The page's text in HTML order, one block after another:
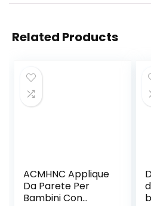
Related Products
ACMHNC Applique
Da Parete Per
Bambini Con